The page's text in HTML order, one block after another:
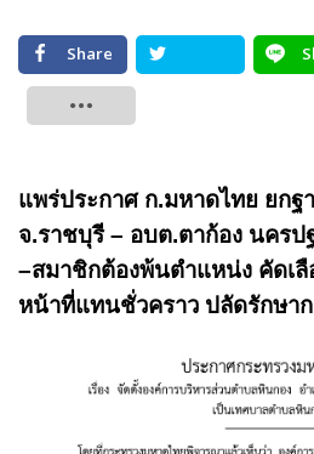
Share
แพร่ประกาศ ก.มหาดไทย ยกฐ
จ.ราชบุรี – อบต.ตาก้อง นครป
–สมาชิกต้องพ้นตำแหน่ง คัดเ
หน้าที่แทนชั่วคราว ปลัดรักษา